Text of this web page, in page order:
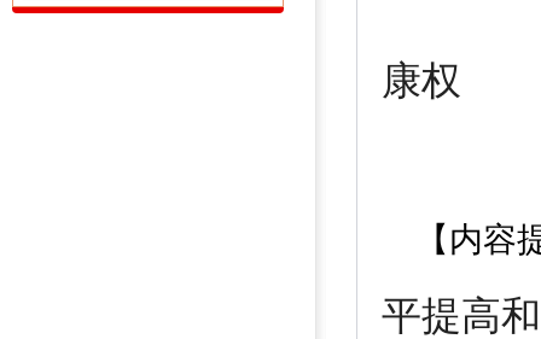
康权
【内容
平提高和